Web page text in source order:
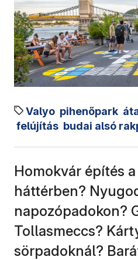
Valyo pihenőpark
felújítás budai alsó
Homokvár építés
háttérben?
napozópadokon?
Tollasmeccs?
sörpadoknál?